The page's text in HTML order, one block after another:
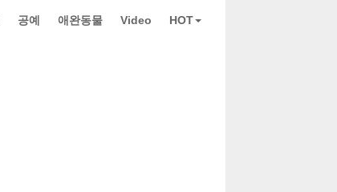
공예 애완동물 Video HOT